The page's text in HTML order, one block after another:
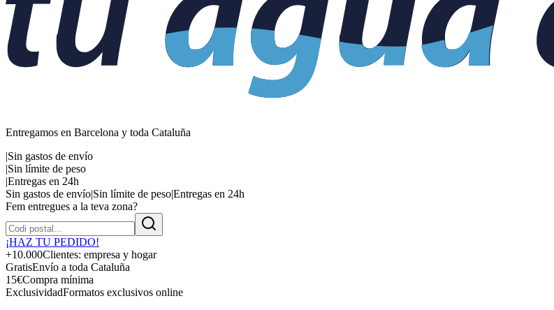
Entregamos en Barcelona y toda Cataluña
|Sin gastos de envío
|Sin límite de peso
|Entregas en 24h
Sin gastos de envío|Sin límite de peso|Entregas en 24h
Fem entregues a la teva zona?
¡HAZ TU PEDIDO!
+10.000Clientes: empresa y hogar
GratisEnvío a toda Cataluña
15€Compra mínima
ExclusividadFormatos exclusivos online